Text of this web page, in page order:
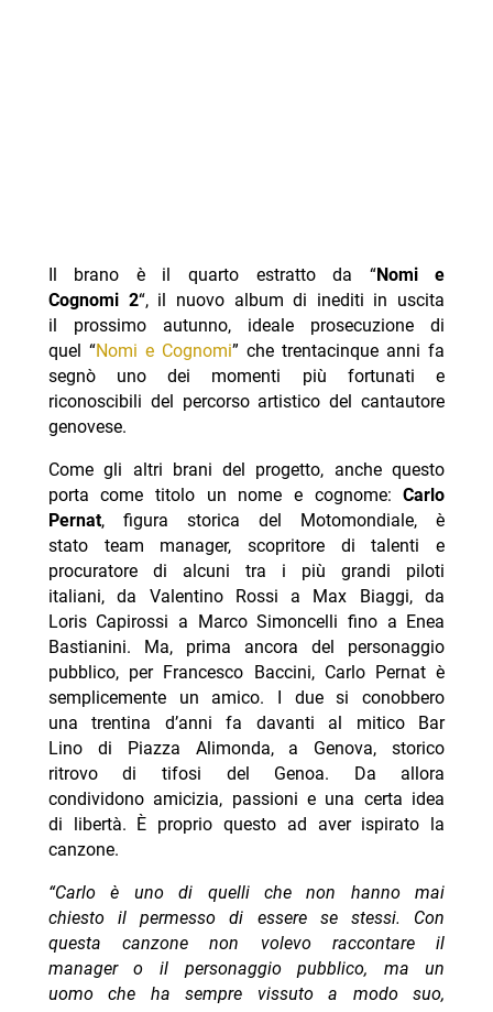
Il brano è il quarto estratto da “Nomi e
Cognomi 2“, il nuovo album di inediti in uscita
il prossimo autunno, ideale prosecuzione di
quel “Nomi e Cognomi” che trentacinque anni fa
segnò uno dei momenti più fortunati e
riconoscibili del percorso artistico del cantautore
genovese.
Come gli altri brani del progetto, anche questo
porta come titolo un nome e cognome:Carlo
Pernat, figura storica del Motomondiale, è
stato team manager, scopritore di talenti e
procuratore di alcuni tra i più grandi piloti
italiani, da Valentino Rossi a Max Biaggi, da
Loris Capirossi a Marco Simoncelli fino a Enea
Bastianini. Ma, prima ancora del personaggio
pubblico, per Francesco Baccini, Carlo Pernat è
semplicemente un amico. I due si conobbero
una trentina d’anni fa davanti al mitico Bar
Lino di Piazza Alimonda, a Genova, storico
ritrovo di tifosi del Genoa. Da allora
condividono amicizia, passioni e una certa idea
di libertà. È proprio questo ad aver ispirato la
canzone.
“Carlo è uno di quelli che non hanno mai
chiesto il permesso di essere se stessi. Con
questa canzone non volevo raccontare il
manager o il personaggio pubblico, ma un
uomo che ha sempre vissuto a modo suo,